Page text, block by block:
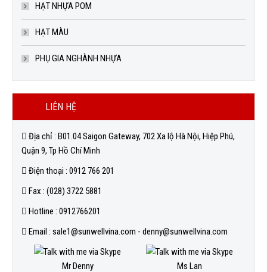
HẠT NHỰA POM
HẠT MÀU
PHỤ GIA NGHÀNH NHỰA
LIÊN HỆ
Địa chỉ : B01.04 Saigon Gateway, 702 Xa lộ Hà Nội, Hiệp Phú,
Quận 9, Tp Hồ Chí Minh
Điện thoại : 0912 766 201
Fax : (028) 3722 5881
Hotline : 0912766201
Email : sale1@sunwellvina.com - denny@sunwellvina.com
Mr Denny Ms Lan